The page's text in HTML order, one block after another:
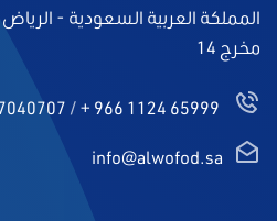
المملكة العربية السعودية -
مخرج 14
+ 966 1124 65999
/
info@alwofod.sa